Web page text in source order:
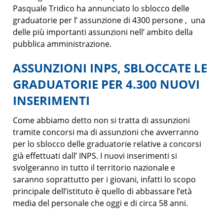
Pasquale Tridico ha annunciato lo sblocco delle
graduatorie per l’ assunzione di 4300 persone , una
delle più importanti assunzioni nell’ ambito della
pubblica amministrazione.
ASSUNZIONI INPS, SBLOCCATE LE
GRADUATORIE PER 4.300 NUOVI
INSERIMENTI
Come abbiamo detto non si tratta di assunzioni
tramite concorsi ma di assunzioni che avverranno
per lo sblocco delle graduatorie relative a concorsi
già effettuati dall’ INPS. I nuovi inserimenti si
svolgeranno in tutto il territorio nazionale e
saranno soprattutto per i giovani, infatti lo scopo
principale dell’istituto è quello di abbassare l’età
media del personale che oggi e di circa 58 anni.